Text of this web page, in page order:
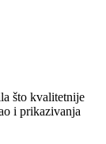
što kvalitetnije
i prikazivanja